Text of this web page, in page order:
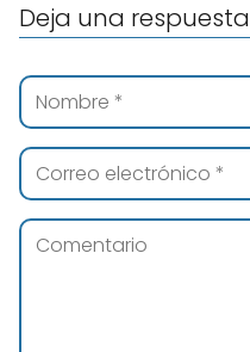
Deja una respuesta